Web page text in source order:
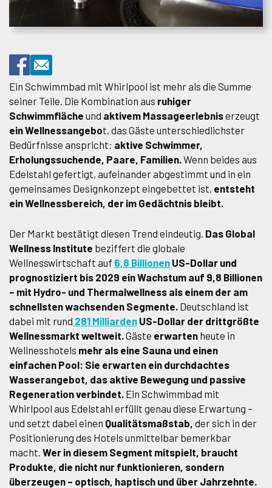
Ein Schwimmbad mit Whirlpool ist mehr als die Summe
seiner Teile. Die Kombination aus ruhiger
Schwimmfläche und aktivem Massageerlebniserzeugt
ein Wellnessangebot, das Gäste unterschiedlichster
Bedürfnisse anspricht: aktive Schwimmer,
Erholungssuchende, Paare, Familien.Wenn beides aus
Edelstahl gefertigt, aufeinander abgestimmt und in ein
gemeinsames Designkonzept eingebettet ist, entsteht
ein Wellnessbereich, der im Gedächtnis bleibt.
Der Markt bestätigt diesen Trend eindeutig. Das Global
Wellness Institute beziffert die globale
Wellnesswirtschaft auf 6,8 Billionen US-Dollar und
prognostiziert bis 2029 ein Wachstum auf 9,8 Billionen
– mit Hydro- und Thermalwellness als einem der am
schnellsten wachsenden Segmente. Deutschland ist
dabei mit rund 281 Milliarden US-Dollar der drittgrößte
Wellnessmarkt weltweit. Gäste erwarten heute in
Wellnesshotels mehr als eine Sauna und einen
einfachen Pool: Sie erwarten ein durchdachtes
Wasserangebot, das aktive Bewegung und passive
Regeneration verbindet. Ein Schwimmbad mit
Whirlpool aus Edelstahl erfüllt genau diese Erwartung –
und setzt dabei einen Qualitätsmaßstab, der sich in der
Positionierung des Hotels unmittelbar bemerkbar
macht. Wer in diesem Segment mitspielt, braucht
Produkte, die nicht nur funktionieren, sondern
überzeugen – optisch, haptisch und über Jahrzehnte.